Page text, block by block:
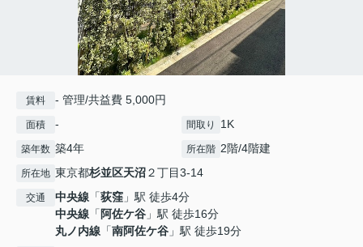
賃料 - 管理/共益費 5,000円
面積 - 間取り 1K
築年数 築4年 所在階 2階/4階建
所在地 東京都杉並区天沼２丁目3-14
交通 中央線 「荻窪 」駅 徒歩4分
中央線 「 阿佐ケ谷 」駅 徒歩16分
丸ノ内線 「南阿佐ケ谷 」駅 徒歩19分